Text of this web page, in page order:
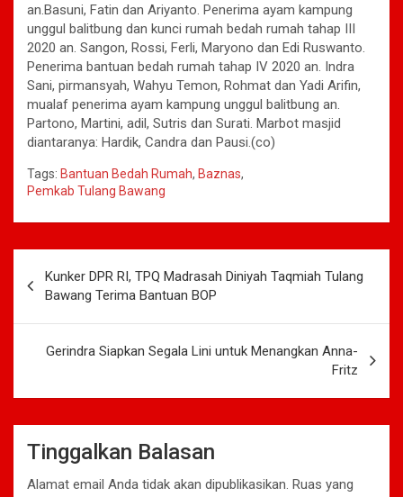
an.Basuni, Fatin dan Ariyanto. Penerima ayam kampung
unggul balitbung dan kunci rumah bedah rumah tahap III
2020 an. Sangon, Rossi, Ferli, Maryono dan Edi Ruswanto.
Penerima bantuan bedah rumah tahap IV 2020 an. Indra
Sani, pirmansyah, Wahyu Temon, Rohmat dan Yadi Arifin,
mualaf penerima ayam kampung unggul balitbung an.
Partono, Martini, adil, Sutris dan Surati. Marbot masjid
diantaranya: Hardik, Candra dan Pausi.(co)
Tags: Bantuan Bedah Rumah, Baznas,
Pemkab Tulang Bawang
pos
Kunker DPR RI, TPQ Madrasah Diniyah Taqmiah Tulang
Bawang Terima Bantuan BOP
Gerindra Siapkan Segala Lini untuk Menangkan Anna-
Fritz
Tinggalkan Balasan
Alamat email Anda tidak akan dipublikasikan. Ruas yang